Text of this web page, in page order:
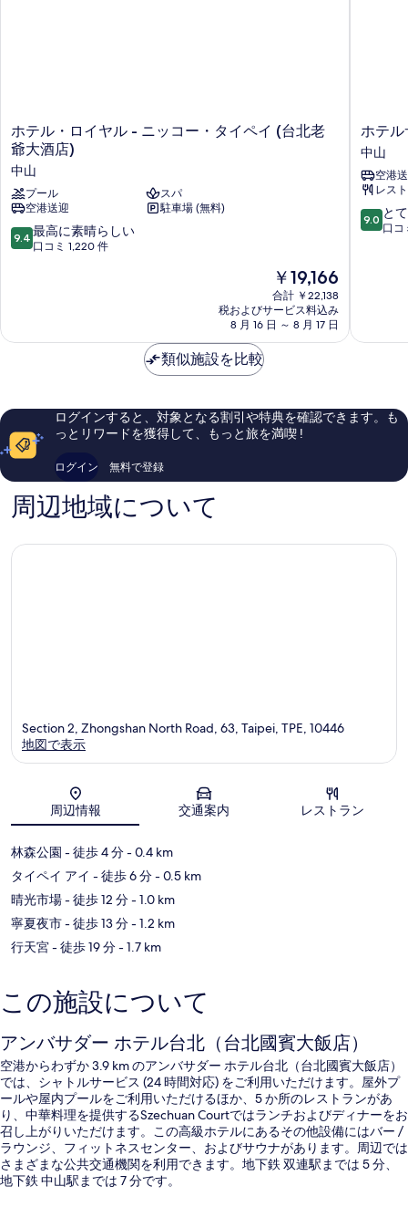
る
て
の
写
真
を
表
る
細
ホ
テ
ル・
ロ
イ
ヤ
ル
-
イ
北
爺
大
中
山
ホテル・ロイヤル - ニッコー・タイペイ (台北老
爺大酒店)
中山
プール
スパ
空港送迎
駐車場 (無料)
10
段
に
し
口
コ
1,220
件
の
口
9.4 最高に素晴らしい
口コミ 1,220 件
現
在
の
料
金
￥19,166
合計 ￥22,138
税およびサービス料込み
8 月 16 日 ～ 8 月 17 日
ホ
テ
ル
サ
ン
ル
ー
飯
ホテ
中山
空港
レス
10
段
素
い、
口
9.0 と
口コ
類似施設を比較
ログインすると、対象となる割引や特典を確認できます。も
っとリワードを獲得して、もっと旅を満喫 !
ログイン 無料で登録
周辺地域について
地図
Section 2, Zhongshan North Road, 63, Taipei, TPE, 10446
地図で表示
周辺情報 交通案内 レストラン
林森公園 - 徒歩 4 分- 0.4 km
タイペイ アイ - 徒歩 6 分- 0.5 km
晴光市場- 徒歩 12 分- 1.0 km
寧夏夜市- 徒歩 13 分- 1.2 km
行天宮- 徒歩 19 分- 1.7 km
この施設について
アンバサダー ホテル台北（台北國賓大飯店）
空港からわずか 3.9 km のアンバサダー ホテル台北（台北國賓大飯店）
では、シャトルサービス (24 時間対応) をご利用いただけます。屋外プ
ールや屋内プールをご利用いただけるほか、5 か所のレストランがあ
り、中華料理を提供するSzechuan Courtではランチおよびディナーをお
召し上がりいただけます。この高級ホテルにあるその他設備にはバー /
ラウンジ、フィットネスセンター、およびサウナがあります。周辺では
さまざまな公共交通機関を利用できます。地下鉄 双連駅までは 5 分、
地下鉄 中山駅までは 7 分です。